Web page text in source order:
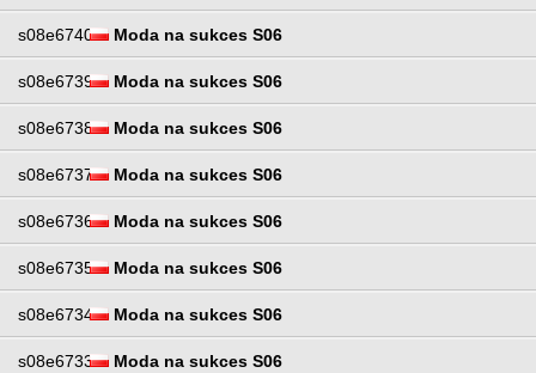
s08e6740 Moda na sukces S06
s08e6739 Moda na sukces S06
s08e6738 Moda na sukces S06
s08e6737 Moda na sukces S06
s08e6736 Moda na sukces S06
s08e6735 Moda na sukces S06
s08e6734 Moda na sukces S06
s08e6733 Moda na sukces S06